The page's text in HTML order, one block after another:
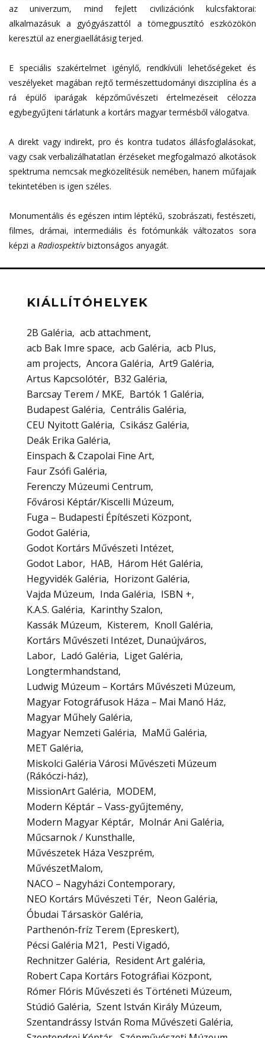
az univerzum, mind fejlett civilizációnk kulcsfaktorai:
alkalmazásuk a gyógyászattól a tömegpusztító eszközökön
keresztül az energiaellátásig terjed.
E speciális szakértelmet igénylő, rendkívüli lehetőségeket és
veszélyeket magában rejtő természettudományi diszciplína és a
rá épülő iparágak képzőművészeti értelmezéseit célozza
egybegyűjteni tárlatunk a kortárs magyar termésből válogatva.
A direkt vagy indirekt, pro és kontra tudatos állásfoglalásokat,
vagy csak verbalizálhatatlan érzéseket megfogalmazó alkotások
spektruma nemcsak megközelítésük nemében, hanem műfajaik
tekintetében is igen széles.
Monumentális és egészen intim léptékű, szobrászati, festészeti,
filmes, drámai, intermediális és fotómunkák változatos sora
képzi a Radiospektívbiztonságos anyagát.
KIÁLLÍTÓHELYEK
2B Galéria
acb attachment
acb Bak Imre space
acb Galéria
acb Plus
am projects
Ancora Galéria
Art9 Galéria
Artus Kapcsolótér
B32 Galéria
Barcsay Terem / MKE
Bartók 1 Galéria
Budapest Galéria
Centrális Galéria
CEU Nyitott Galéria
Csikász Galéria
Deák Erika Galéria
Einspach & Czapolai Fine Art
Faur Zsófi Galéria
Ferenczy Múzeumi Centrum
Fővárosi Képtár/Kiscelli Múzeum
Fuga – Budapesti Építészeti Központ
Godot Galéria
Godot Kortárs Művészeti Intézet
Godot Labor
HAB
Három Hét Galéria
Hegyvidék Galéria
Horizont Galéria
Vajda Múzeum
Inda Galéria
ISBN +
K.A.S. Galéria
Karinthy Szalon
Kassák Múzeum
Kisterem
Knoll Galéria
Kortárs Művészeti Intézet, Dunaújváros
Labor
Ladó Galéria
Liget Galéria
Longtermhandstand
Ludwig Múzeum – Kortárs Művészeti Múzeum
Magyar Fotográfusok Háza – Mai Manó Ház
Magyar Műhely Galéria
Magyar Nemzeti Galéria
MaMű Galéria
MET Galéria
Miskolci Galéria Városi Művészeti Múzeum
(Rákóczi-ház)
MissionArt Galéria
MODEM
Modern Képtár – Vass-gyűjtemény
Modern Magyar Képtár
Molnár Ani Galéria
Műcsarnok / Kunsthalle
Művészetek Háza Veszprém
MűvészetMalom
NACO – Nagyházi Contemporary
NEO Kortárs Művészeti Tér
Neon Galéria
Óbudai Társaskör Galéria
Parthenón-fríz Terem (Epreskert)
Pécsi Galéria M21
Pesti Vigadó
Rechnitzer Galéria
Resident Art galéria
Robert Capa Kortárs Fotográfiai Központ
Rómer Flóris Művészeti és Történeti Múzeum
Stúdió Galéria
Szent István Király Múzeum
Szentandrássy István Roma Művészeti Galéria